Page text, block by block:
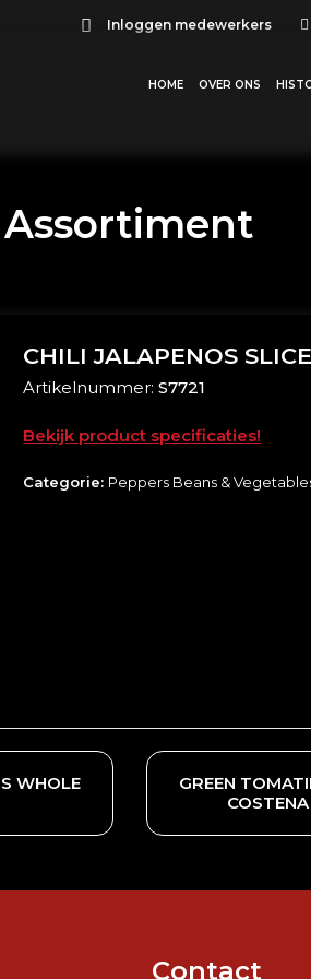
Inloggen medewerkers
HOME OVER ONS
Assortiment
CHILI JALAPENOS
Artikelnummer:S7721
Bekijk product specificaties!
Categorie: Peppers Beans &
WHOLE
GREEN
Contact